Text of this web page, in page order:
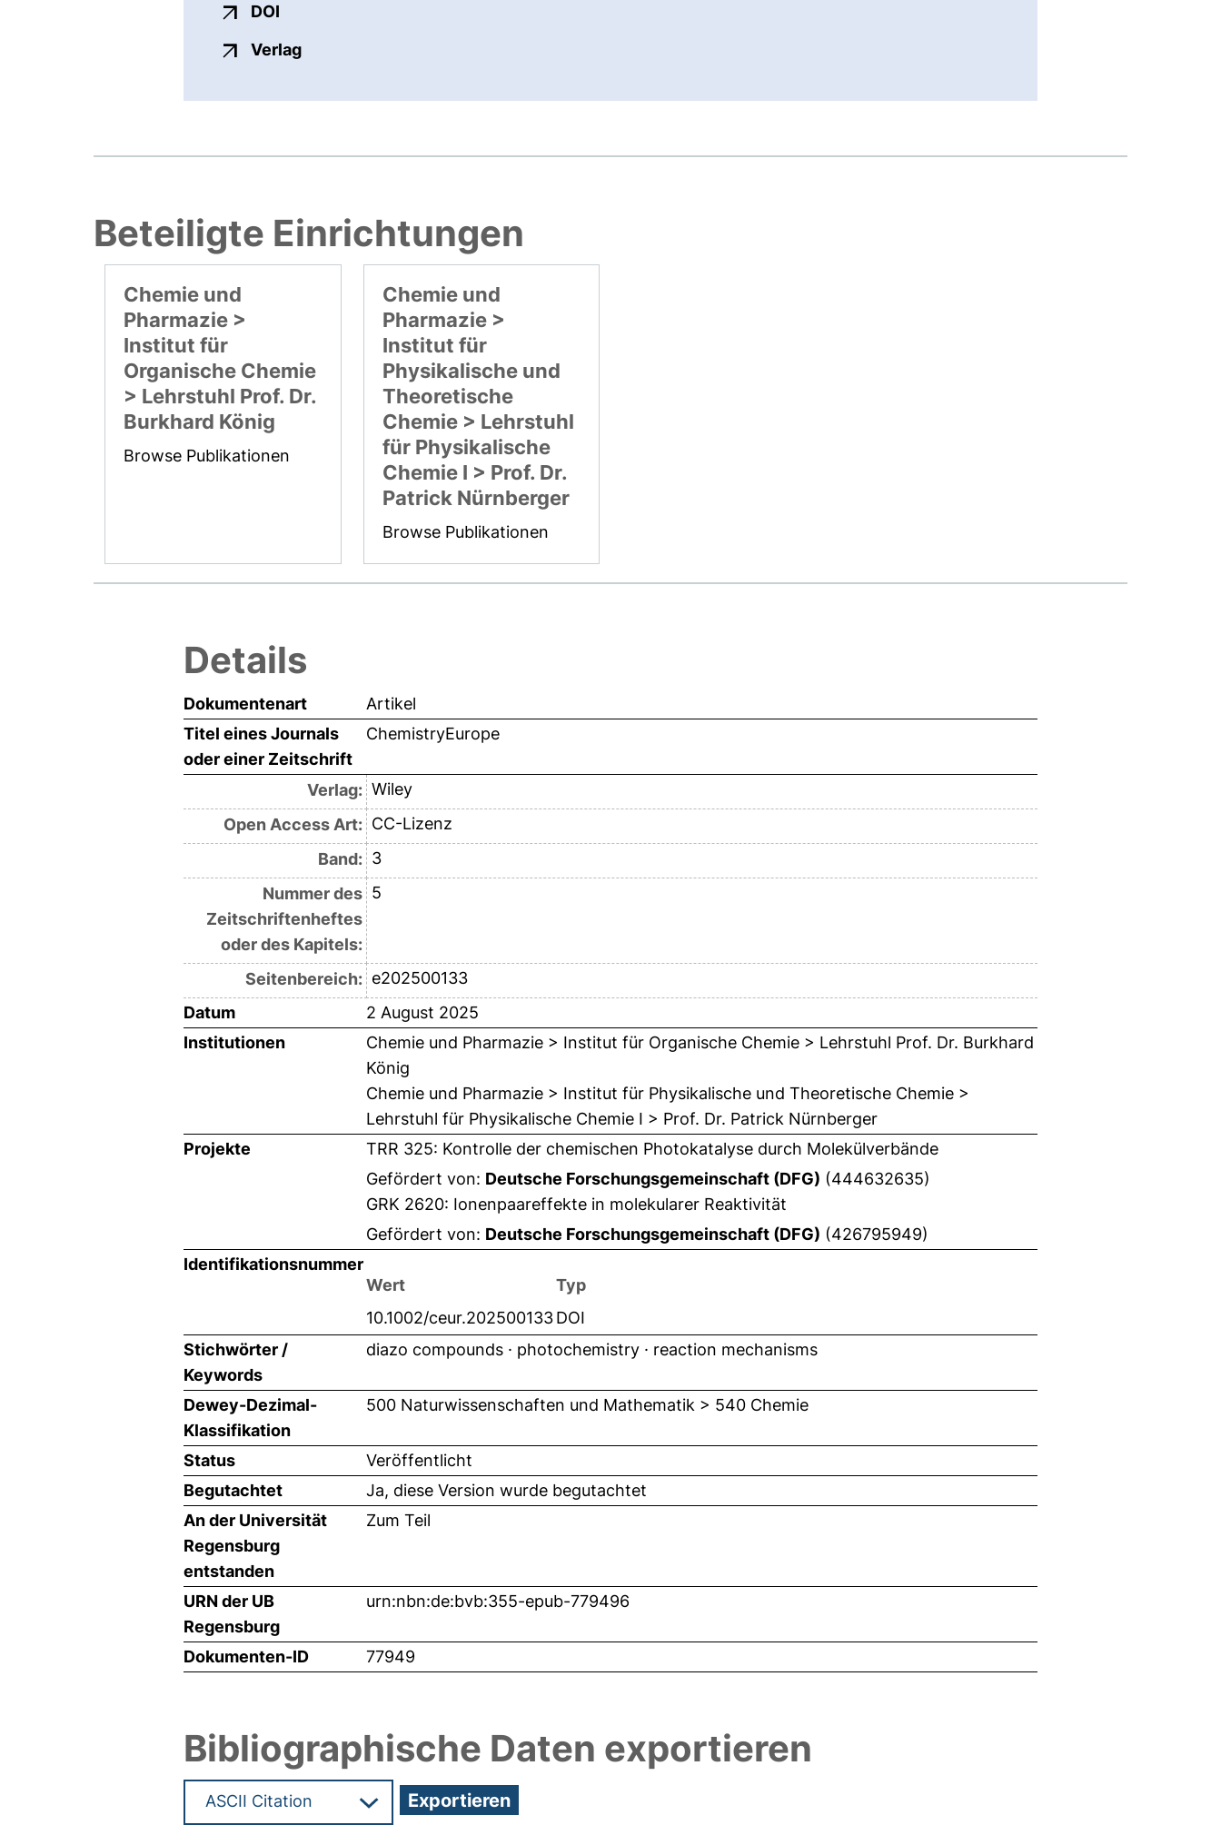
DOI
Verlagexterner Link, öffnet neues Fenster
Beteiligte Einrichtungen
Chemie und
Pharmazie >
Institut für
Organische Chemie
> Lehrstuhl Prof. Dr.
Burkhard König
Browse Publikationen
Chemie und
Pharmazie >
Institut für
Physikalische und
Theoretische
Chemie > Lehrstuhl
für Physikalische
Chemie I > Prof. Dr.
Patrick Nürnberger
Browse Publikationen
Details
Dokumentenart
Artikel
Titel eines Journals
oder einer Zeitschrift
ChemistryEurope
Verlag: Wiley
Open Access Art: CC-Lizenz
Band: 3
Nummer des
Zeitschriftenheftes
oder des Kapitels:
5
Seitenbereich: e202500133
Datum
2 August 2025
Institutionen
Chemie und Pharmazie > Institut für Organische Chemie > Lehrstuhl Prof. Dr. Burkhard
König
Chemie und Pharmazie > Institut für Physikalische und Theoretische Chemie >
Lehrstuhl für Physikalische Chemie I > Prof. Dr. Patrick Nürnberger
Projekte
TRR 325: Kontrolle der chemischen Photokatalyse durch Molekülverbände
Gefördert von: Deutsche Forschungsgemeinschaft (DFG) (444632635)
GRK 2620: Ionenpaareffekte in molekularer Reaktivität
Gefördert von: Deutsche Forschungsgemeinschaft (DFG) (426795949)
Identifikationsnummer
Wert
Typ
10.1002/ceur.202500133DOI
Stichwörter /
Keywords
diazo compounds · photochemistry · reaction mechanisms
Dewey-Dezimal-
Klassifikation
500 Naturwissenschaften und Mathematik > 540 Chemie
Status
Veröffentlicht
Begutachtet
Ja, diese Version wurde begutachtet
An der Universität
Regensburg
entstanden
Zum Teil
URN der UB
Regensburg
urn:nbn:de:bvb:355-epub-779496
Dokumenten-ID 77949
Bibliographische Daten exportieren